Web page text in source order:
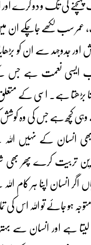
پہنچنے کی تگ و دو کرے
عمر سب لکھے جاچکے ان
جدوجہد سے ان کو
ایسی نعمت ہے جس
بڑھتا ہے۔ اسی کے متعلق
وہی کچھ ہے جس کی وہ
بھی انسان کے نہیں اللہ
تربیت کرے پھر بھی
اگر انسان اپنا ہر کام
ہو جائے تو اللہ اس کی
ہے اور انسان سے بہتر